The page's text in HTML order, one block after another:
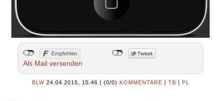
Als Mail versenden
BLW 24.04.2015, 15.46 | (0/0) KOMMENTARE | TB | PL